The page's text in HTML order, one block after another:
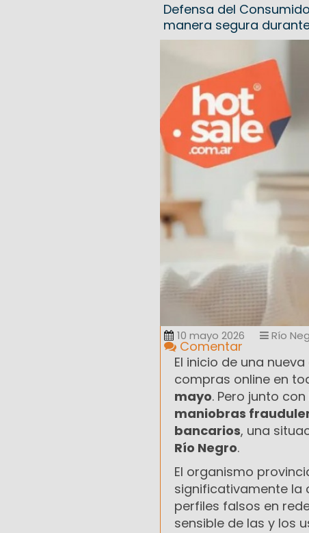
Defensa del
manera segura
10 mayo 2026 Río
Comentar
El inicio de una
compras online en
mayo. Pero junto
maniobras
bancarios, una
Río Negro.
El organismo
significativamente la
perfiles falsos en
sensible de las y los